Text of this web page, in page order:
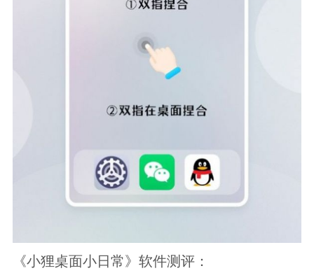
《小狸桌面小日常》软件测评：